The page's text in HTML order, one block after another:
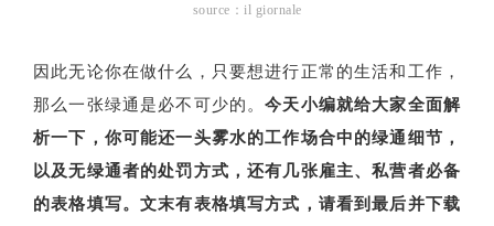
source：il giornale
因此无论你在做什么，只要想进行正常的生活和工作，
那么一张绿通是必不可少的。今天小编就给大家全面解
析一下，你可能还一头雾水的工作场合中的绿通细节，
以及无绿通者的处罚方式，还有几张雇主、私营者必备
的表格填写。文末有表格填写方式，请看到最后并下载